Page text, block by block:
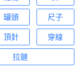
罐頭 尺子
頂針 穿線
拉鏈